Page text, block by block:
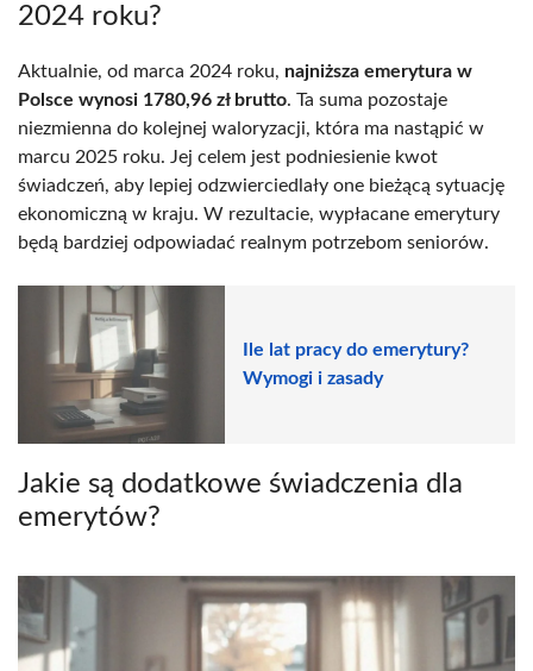
2024 roku?
Aktualnie, od marca 2024 roku, najniższa emerytura w
Polsce wynosi 1780,96 zł brutto. Ta suma pozostaje
niezmienna do kolejnej waloryzacji, która ma nastąpić w
marcu 2025 roku. Jej celem jest podniesienie kwot
świadczeń, aby lepiej odzwierciedlały one bieżącą sytuację
ekonomiczną w kraju. W rezultacie, wypłacane emerytury
będą bardziej odpowiadać realnym potrzebom seniorów.
Ile lat pracy do emerytury?
Wymogi i zasady
Jakie są dodatkowe świadczenia dla
emerytów?